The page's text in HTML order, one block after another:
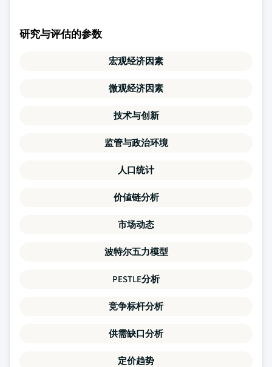
研究与评估的参数
宏观经济因素
微观经济因素
技术与创新
监管与政治环境
人口统计
价値链分析
市场动态
波特尔五力模型
PESTLE分析
竞争标杆分析
供需缺口分析
定价趋势